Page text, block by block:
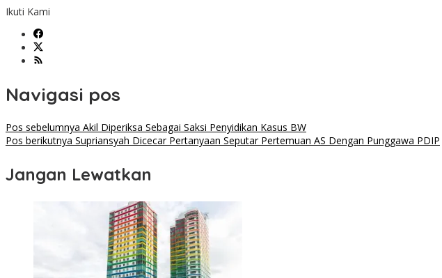
Ikuti Kami
Navigasi pos
Pos sebelumnya Akil Diperiksa Sebagai Saksi Penyidikan Kasus BW
Pos berikutnya Supriansyah Dicecar Pertanyaan Seputar Pertemuan AS Dengan Punggawa PDIP
Jangan Lewatkan